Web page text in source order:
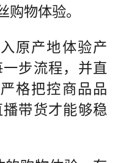
购物体验。
原产地体验产
步流程，并直
格把控商品品
带货才能够稳